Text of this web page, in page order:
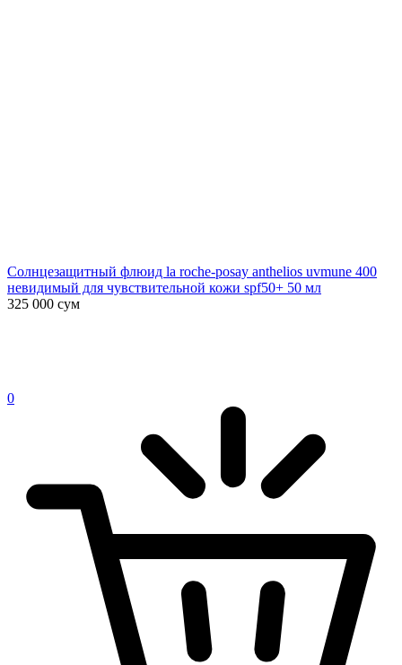
Солнцезащитный флюид la roche-posay anthelios uvmune 400
невидимый для чувствительной кожи spf50+ 50 мл
325 000 сум
0